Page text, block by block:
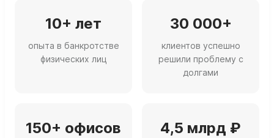
10+ лет
опыта в банкротстве
физических лиц
30 000+
клиентов успешно
решили проблему с
долгами
150+ офисов 4,5 млрд ₽